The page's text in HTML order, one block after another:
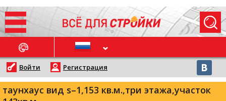
НОВОСТИ
Войти Регистрация
таунхаус вид s–1,153 кв.м.,три этажа,участок